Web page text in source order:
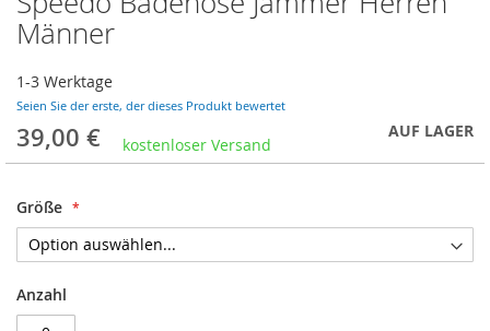
Männer
1-3 Werktage
Seien Sie der erste, der dieses Produkt bewertet
39,00 € kostenloser Versand
AUF LAGER
Größe
Anzahl
Anfang
der
springen